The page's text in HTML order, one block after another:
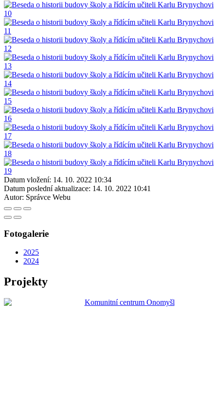
Datum vložení: 14. 10. 2022 10:34
Datum poslední aktualizace: 14. 10. 2022 10:41
Autor: Správce Webu
Fotogalerie
2025
2024
Projekty